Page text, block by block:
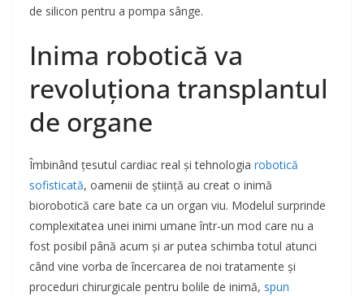
de silicon pentru a pompa sânge.
Inima robotică va
revoluționa transplantul
de organe
Îmbinând țesutul cardiac real și tehnologia robotică
sofisticată, oamenii de știință au creat o inimă
biorobotică care bate ca un organ viu. Modelul surprinde
complexitatea unei inimi umane într-un mod care nu a
fost posibil până acum și ar putea schimba totul atunci
când vine vorba de încercarea de noi tratamente și
proceduri chirurgicale pentru bolile de inimă, spun